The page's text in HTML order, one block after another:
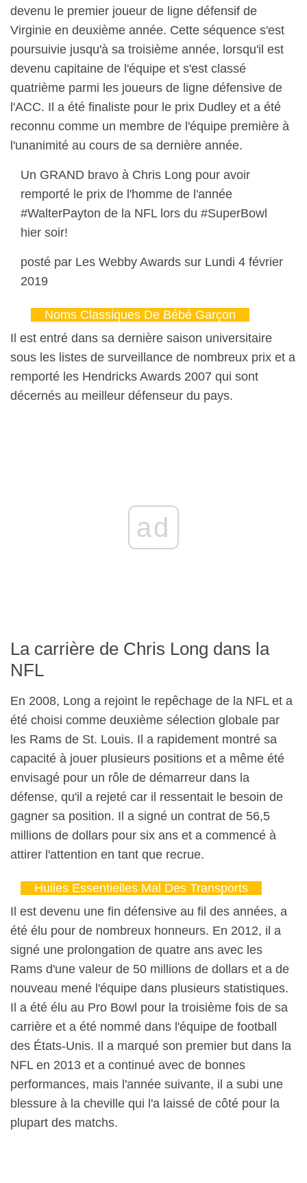
devenu le premier joueur de ligne défensif de
Virginie en deuxième année. Cette séquence s'est
poursuivie jusqu'à sa troisième année, lorsqu'il est
devenu capitaine de l'équipe et s'est classé
quatrième parmi les joueurs de ligne défensive de
l'ACC. Il a été finaliste pour le prix Dudley et a été
reconnu comme un membre de l'équipe première à
l'unanimité au cours de sa dernière année.
Un GRAND bravo à Chris Long pour avoir
remporté le prix de l'homme de l'année
#WalterPayton de la NFL lors du #SuperBowl
hier soir!
posté par Les Webby Awards sur Lundi 4 février
2019
Noms Classiques De Bébé Garçon
Il est entré dans sa dernière saison universitaire
sous les listes de surveillance de nombreux prix et a
remporté les Hendricks Awards 2007 qui sont
décernés au meilleur défenseur du pays.
ad
La carrière de Chris Long dans la
NFL
En 2008, Long a rejoint le repêchage de la NFL et a
été choisi comme deuxième sélection globale par
les Rams de St. Louis. Il a rapidement montré sa
capacité à jouer plusieurs positions et a même été
envisagé pour un rôle de démarreur dans la
défense, qu'il a rejeté car il ressentait le besoin de
gagner sa position. Il a signé un contrat de 56,5
millions de dollars pour six ans et a commencé à
attirer l'attention en tant que recrue.
Huiles Essentielles Mal Des Transports
Il est devenu une fin défensive au fil des années, a
été élu pour de nombreux honneurs. En 2012, il a
signé une prolongation de quatre ans avec les
Rams d'une valeur de 50 millions de dollars et a de
nouveau mené l'équipe dans plusieurs statistiques.
Il a été élu au Pro Bowl pour la troisième fois de sa
carrière et a été nommé dans l'équipe de football
des États-Unis. Il a marqué son premier but dans la
NFL en 2013 et a continué avec de bonnes
performances, mais l'année suivante, il a subi une
blessure à la cheville qui l'a laissé de côté pour la
plupart des matchs.